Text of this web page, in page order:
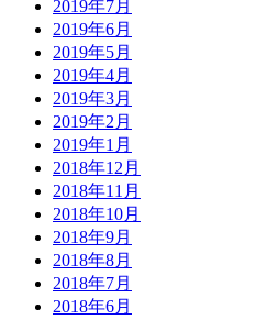
2019年7月
2019年6月
2019年5月
2019年4月
2019年3月
2019年2月
2019年1月
2018年12月
2018年11月
2018年10月
2018年9月
2018年8月
2018年7月
2018年6月